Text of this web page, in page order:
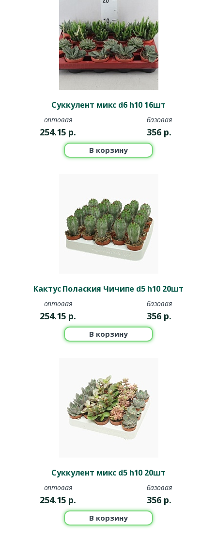
Суккулент микс d6 h10 16шт
оптовая
254.15 р.
базовая
356 р.
В корзину
Кактус Полаския Чичипе d5 h10 20шт
оптовая
254.15 р.
базовая
356 р.
В корзину
Суккулент микс d5 h10 20шт
оптовая
254.15 р.
базовая
356 р.
В корзину